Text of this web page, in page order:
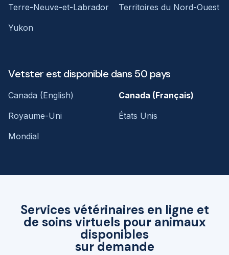
Services vétérinaires en ligne et
de soins virtuels pour animaux
disponibles
sur demande
Terre-Neuve-et-Labrador
Territoires du Nord-Ouest
Yukon
Vetster est disponible dans 50 pays
Canada (English)
Canada (Français)
Royaume-Uni
États Unis
Mondial